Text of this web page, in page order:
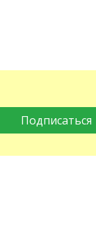
Подписаться